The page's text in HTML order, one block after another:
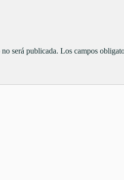
será publicada. Los campos